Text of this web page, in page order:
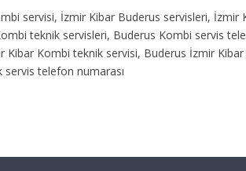
servisi, İzmir Kibar Buderus servisleri, İzmir
teknik servisleri, Buderus Kombi servis
Kombi teknik servisi, Buderus İzmir
telefon numarası